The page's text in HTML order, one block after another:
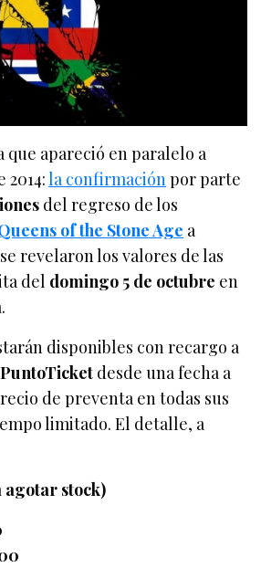
que apareció en paralelo a
2014:la confirmaciónpor parte
del regreso de los
of the Stone Age a
revelaron los valores de las
del domingo 5 de octubre en
.
disponibles con recargo a
PuntoTicket desde una fecha a
de preventa en todas sus
limitado. El detalle, a
agotar stock)